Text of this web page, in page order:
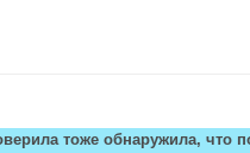
тоже обнаружила, что